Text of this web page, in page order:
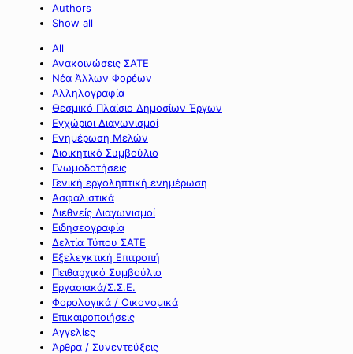
Authors
Show all
All
Ανακοινώσεις ΣΑΤΕ
Νέα Άλλων Φορέων
Αλληλογραφία
Θεσμικό Πλαίσιο Δημοσίων Έργων
Εγχώριοι Διαγωνισμοί
Ενημέρωση Μελών
Διοικητικό Συμβούλιο
Γνωμοδοτήσεις
Γενική εργοληπτική ενημέρωση
Ασφαλιστικά
Διεθνείς Διαγωνισμοί
Ειδησεογραφία
Δελτία Τύπου ΣΑΤΕ
Εξελεγκτική Επιτροπή
Πειθαρχικό Συμβούλιο
Εργασιακά/Σ.Σ.Ε.
Φορολογικά / Οικονομικά
Επικαιροποιήσεις
Αγγελίες
Άρθρα / Συνεντεύξεις